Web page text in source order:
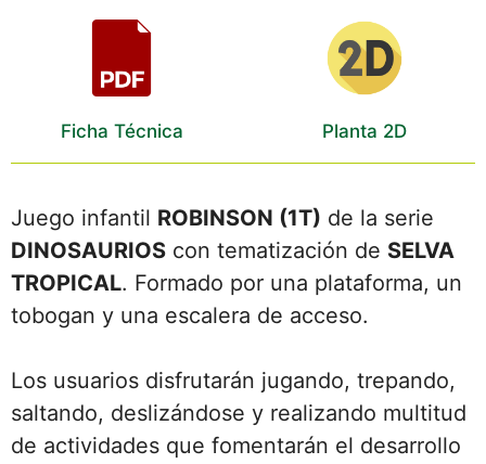
Ficha Técnica Planta 2D
Juego infantil ROBINSON (1T) de la serie
DINOSAURIOS con tematización de SELVA
TROPICAL. Formado por una plataforma, un
tobogan y una escalera de acceso.
Los usuarios disfrutarán jugando, trepando,
saltando, deslizándose y realizando multitud
de actividades que fomentarán el desarrollo